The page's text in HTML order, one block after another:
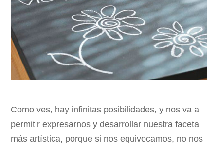
Como ves, hay infinitas posibilidades, y nos va a
permitir expresarnos y desarrollar nuestra faceta
más artística, porque si nos equivocamos, no nos